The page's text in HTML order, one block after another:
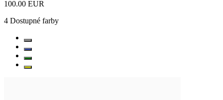
100.00 EUR
4 Dostupné farby